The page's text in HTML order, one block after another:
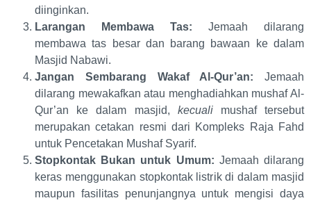
diinginkan.
Larangan Membawa Tas: Jemaah dilarang
membawa tas besar dan barang bawaan ke dalam
Masjid Nabawi.
Jangan Sembarang Wakaf Al-Qur’an: Jemaah
dilarang mewakafkan atau menghadiahkan mushaf Al-
Qur’an ke dalam masjid, kecualimushaf tersebut
merupakan cetakan resmi dari Kompleks Raja Fahd
untuk Pencetakan Mushaf Syarif.
Stopkontak Bukan untuk Umum: Jemaah dilarang
keras menggunakan stopkontak listrik di dalam masjid
maupun fasilitas penunjangnya untuk mengisi daya